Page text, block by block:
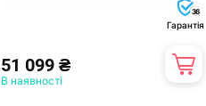
36
Гарантія
51 099 ₴
В наявності